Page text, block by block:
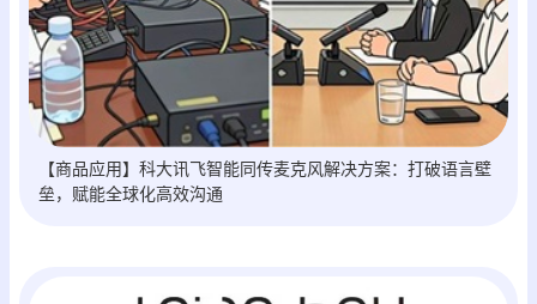
【商品应用】科大讯飞智能同传麦克风解决方案：打破语言壁
垒，赋能全球化高效沟通